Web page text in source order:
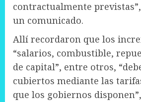
contractualmente
un comunicado.
Allí recordaron que los
“salarios, combustible,
de capital”, entre otros,
cubiertos mediante las
que los gobiernos